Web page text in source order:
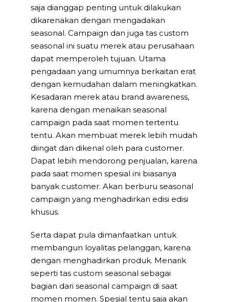
saja dianggap penting untuk dilakukan
dikarenakan dengan mengadakan
seasonal. Campaign dan juga tas custom
seasonal ini suatu merek atau perusahaan
dapat memperoleh tujuan. Utama
pengadaan yang umumnya berkaitan erat
dengan kemudahan dalam meningkatkan.
Kesadaran merek atau brand awareness,
karena dengan menaikan seasonal
campaign pada saat momen tertentu
tentu. Akan membuat merek lebih mudah
diingat dan dikenal oleh para customer.
Dapat lebih mendorong penjualan, karena
pada saat momen spesial ini biasanya
banyak customer. Akan berburu seasonal
campaign yang menghadirkan edisi edisi
khusus.
Serta dapat pula dimanfaatkan untuk
membangun loyalitas pelanggan, karena
dengan menghadirkan produk. Menarik
seperti tas custom seasonal sebagai
bagian dari seasonal campaign di saat
momen momen. Spesial tentu saja akan